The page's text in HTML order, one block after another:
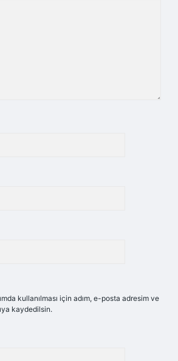
kullanılması için adım, e-posta adresim ve
kaydedilsin.